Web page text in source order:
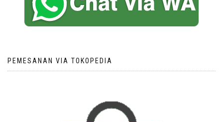
PEMESANAN VIA TOKOPEDIA